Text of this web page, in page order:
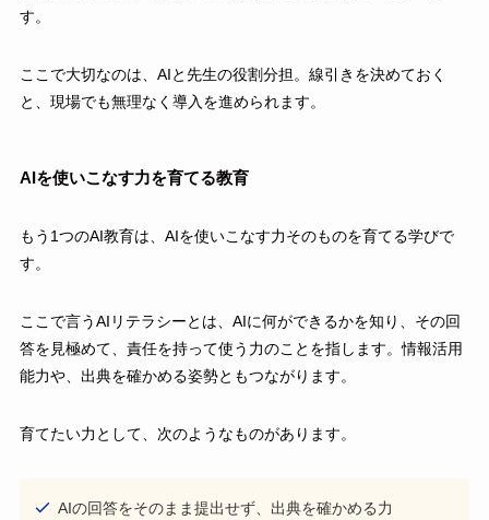
す。
ここで大切なのは、AIと先生の役割分担。線引きを決めておく
と、現場でも無理なく導入を進められます。
AIを使いこなす力を育てる教育
もう1つのAI教育は、AIを使いこなす力そのものを育てる学びで
す。
ここで言うAIリテラシーとは、AIに何ができるかを知り、その回
答を見極めて、責任を持って使う力のことを指します。情報活用
能力や、出典を確かめる姿勢ともつながります。
育てたい力として、次のようなものがあります。
AIの回答をそのまま提出せず、出典を確かめる力